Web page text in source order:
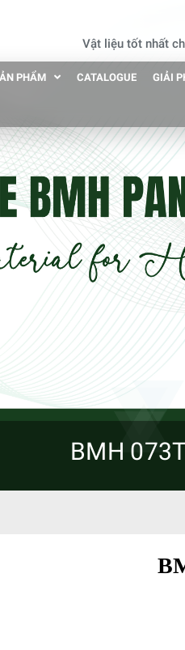
Vật liệu tốt nhất
PHẨM CATALOGUE GIẢI
BMH